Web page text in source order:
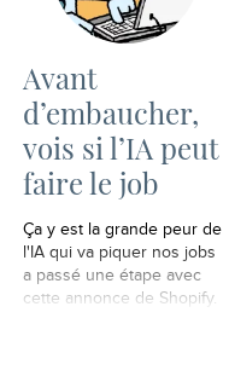
Avant
d’embaucher,
vois si l’IA peut
faire le job
Ça y est la grande peur de
l'IA qui va piquer nos jobs
a passé une étape avec
cette annonce de Shopify.